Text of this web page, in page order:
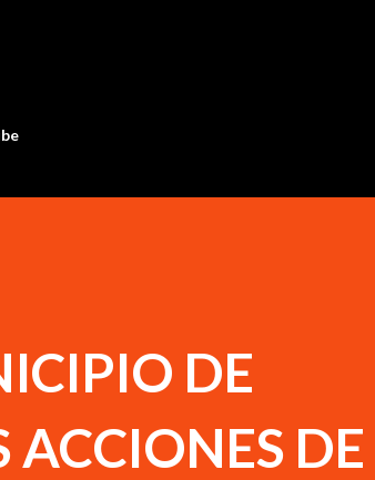
DE
ACCIONES DE